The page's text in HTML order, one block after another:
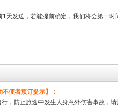
天发送，若能提前确定，我们将会第一时
不便者预订提示】：
，防止旅途中发生人身意外伤害事故，